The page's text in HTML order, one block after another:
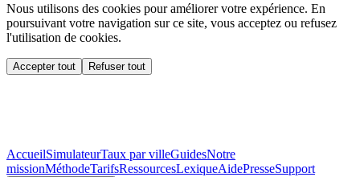
Nous utilisons des cookies pour améliorer votre expérience. En
poursuivant votre navigation sur ce site, vous acceptez ou refusez
l'utilisation de cookies.
Accepter tout Refuser tout
AccueilSimulateurTaux par villeGuidesNotre
missionMéthodeTarifsRessourcesLexiqueAidePresseSupport